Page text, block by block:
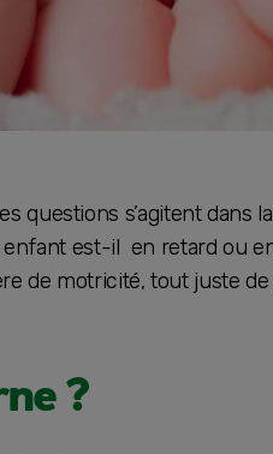
questions s’agitent dans
est-il en retard ou
de motricité, tout juste
?